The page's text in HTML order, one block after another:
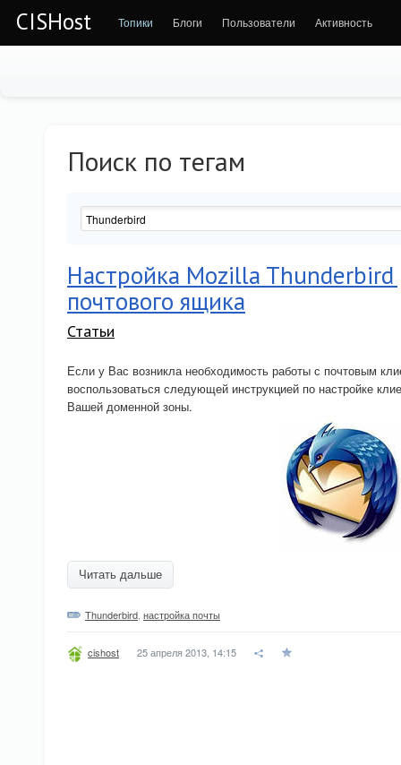
CISHost Топики Блоги Пользователи Активность
Поиск по тегам
Настройка Mozilla Thunderbird
почтового ящика
Статьи
Если у Вас возникла необходимость работы с почтовым
воспользоваться следующей инструкцией по настройке
Вашей доменной зоны.
Читать дальше
Thunderbird настройка почты
cishost 25 апреля 2013, 14:15